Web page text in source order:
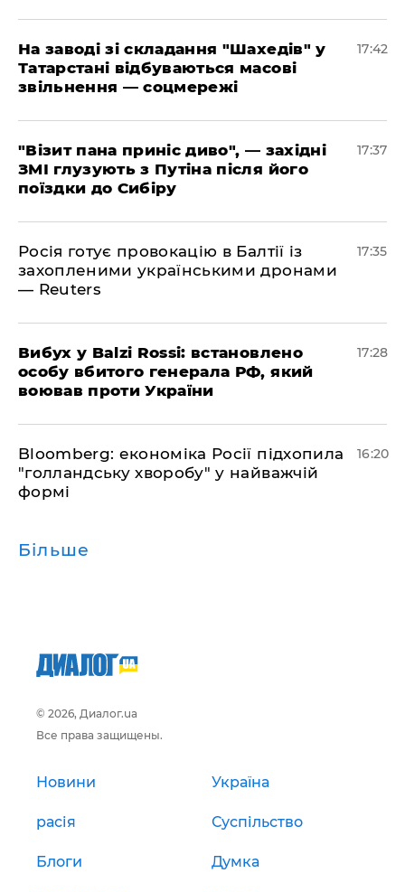
​На заводі зі складання "Шахедів" у
Татарстані відбуваються масові
звільнення — соцмережі
17:42
"Візит пана приніс диво", — західні
ЗМІ глузують з Путіна після його
поїздки до Сибіру
17:37
Росія готує провокацію в Балтії із
захопленими українськими дронами
— Reuters
17:35
​Вибух у Balzi Rossi: встановлено
особу вбитого генерала РФ, який
воював проти України
17:28
Bloomberg: економіка Росії підхопила
"голландську хворобу" у найважчій
формі
16:20
Більше
© 2026, Диалог.ua
Все права защищены.
Новини Україна
расія Суспільство
Блоги Думка